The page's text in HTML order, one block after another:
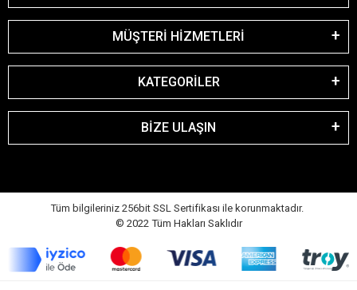
MÜŞTERİ HİZMETLERİ
KATEGORİLER
BİZE ULAŞIN
Tüm bilgileriniz 256bit SSL Sertifikası ile korunmaktadır.
© 2022 Tüm Hakları Saklıdır